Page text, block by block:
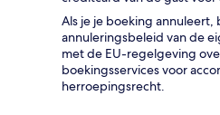
Als je je boeking
annuleringsbeleid van de
met de EU-regelgeving
boekingsservices voor
herroepingsrecht.